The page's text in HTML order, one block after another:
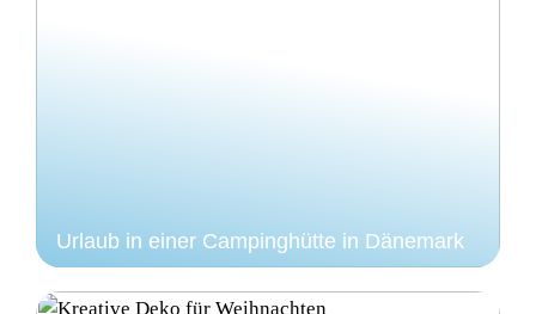
Urlaub in einer Campinghütte in Dänemark